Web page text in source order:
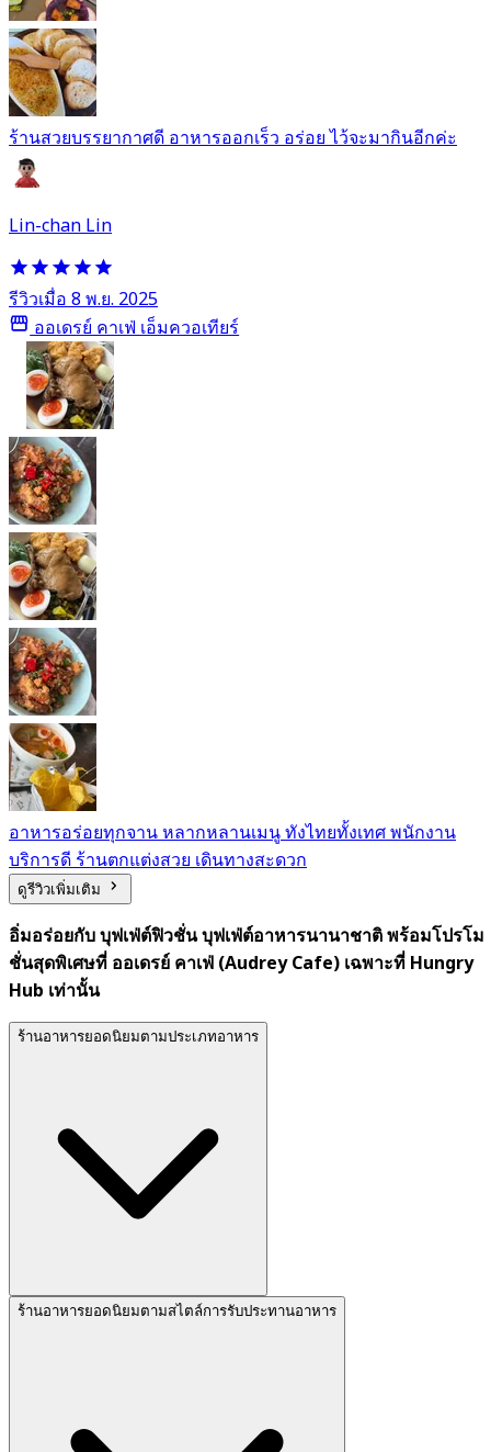
ร้านสวยบรรยากาศดี อาหารออกเร็ว อร่อย ไว้จะมากินอีกค่ะ
Lin-chan Lin
รีวิวเมื่อ 8 พ.ย. 2025
ออเดรย์ คาเฟ่ เอ็มควอเทียร์
อาหารอร่อยทุกจาน หลากหลานเมนู ทังไทยทั้งเทศ พนักงาน
บริการดี ร้านตกแต่งสวย เดินทางสะดวก
ดูรีวิวเพิ่มเติม
อิ่มอร่อยกับ บุฟเฟ่ต์ฟิวชั่น บุฟเฟ่ต์อาหารนานาชาติ พร้อมโปรโม
ชั่นสุดพิเศษที่ ออเดรย์ คาเฟ่ (Audrey Cafe) เฉพาะที่ Hungry
Hub เท่านั้น
ร้านอาหารยอดนิยมตามประเภทอาหาร
ร้านอาหารยอดนิยมตามสไตล์การรับประทานอาหาร